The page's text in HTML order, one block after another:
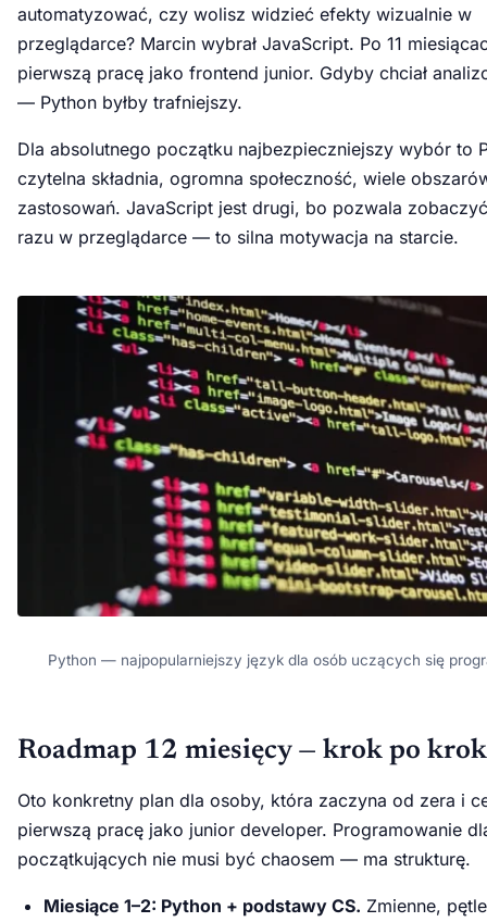
automatyzować, czy wolisz widzieć efekty wizualnie w
przeglądarce? Marcin wybrał JavaScript. Po 11
pierwszą pracę jako frontend junior. Gdyby chciał
— Python byłby trafniejszy.
Dla absolutnego początku najbezpieczniejszy wybór to
czytelna składnia, ogromna społeczność, wiele
zastosowań. JavaScript jest drugi, bo pozwala
razu w przeglądarce — to silna motywacja na starcie.
Python — najpopularniejszy język dla osób uczących się
Roadmap 12 miesięcy — krok po
Oto konkretny plan dla osoby, która zaczyna od zera i
pierwszą pracę jako junior developer. Programowanie
początkujących nie musi być chaosem — ma strukturę.
Miesiące 1–2: Python + podstawy CS. Zmienne,